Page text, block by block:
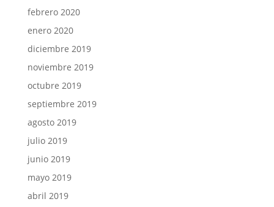
febrero 2020
enero 2020
diciembre 2019
noviembre 2019
octubre 2019
septiembre 2019
agosto 2019
julio 2019
junio 2019
mayo 2019
abril 2019